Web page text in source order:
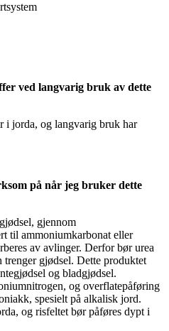
ved langvarig bruk av dette
i jorda, og langvarig bruk har
på når jeg bruker dette
gjennom
til ammoniumkarbonat eller
av avlinger. Derfor bør urea
gjødsel. Dette produktet
og bladgjødsel.
og overflatepåføring
spesielt på alkalisk jord.
og risfeltet bør påføres dypt i